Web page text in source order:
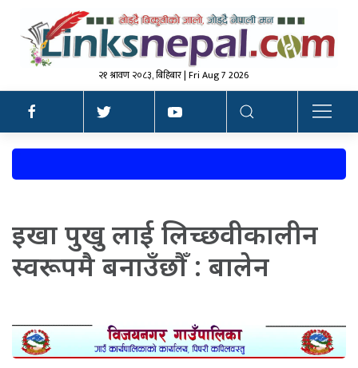
२१ श्रावण २०८३, बिहिबार | Fri Aug 7 2026
इखा पुखु लाई लिच्छवीकालीन
स्वरूपमै बनाउँछौँ : बालेन